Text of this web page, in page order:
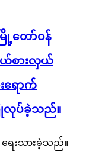
ြို့တော်ဝန်
ယ်စားလှယ်
ရောက်
လုပ်ခဲ့သည်။
ရေးသားခဲ့သည်။